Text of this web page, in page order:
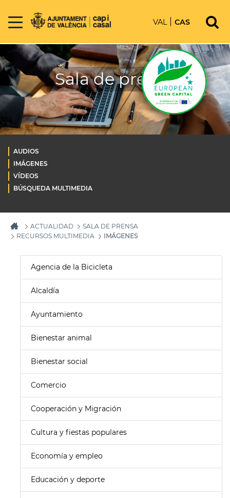
VAL CAS
Sala de prensa
AUDIOS
IMÁGENES
VÍDEOS
BÚSQUEDA MULTIMEDIA
ACTUALIDAD
SALA DE PRENSA
RECURSOS MULTIMEDIA
IMÁGENES
Agencia de la Bicicleta
Alcaldía
Ayuntamiento
Bienestar animal
Bienestar social
Comercio
Cooperación y Migración
Cultura y fiestas populares
Economía y empleo
Educación y deporte